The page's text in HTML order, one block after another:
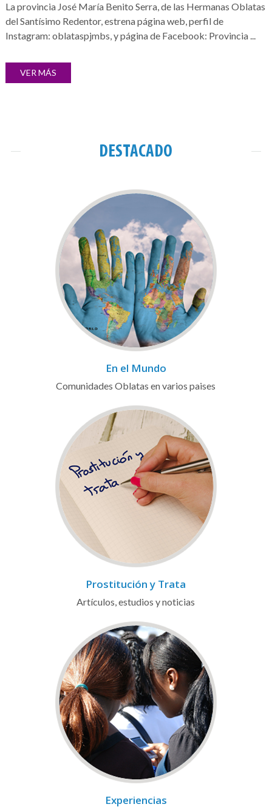
La provincia José María Benito Serra, de las Hermanas Oblatas
del Santísimo Redentor, estrena página web, perfil de
Instagram: oblataspjmbs, y página de Facebook: Provincia ...
VER MÁS
DESTACADO
En el Mundo
Comunidades Oblatas en varios paises
Prostitución y Trata
Artículos, estudios y noticias
Experiencias